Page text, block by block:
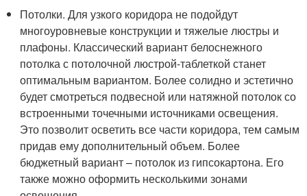
Потолки. Для узкого коридора не подойдут
многоуровневые конструкции и тяжелые люстры и
плафоны. Классический вариант белоснежного
потолка с потолочной люстрой-таблеткой станет
оптимальным вариантом. Более солидно и эстетично
будет смотреться подвесной или натяжной потолок со
встроенными точечными источниками освещения.
Это позволит осветить все части коридора, тем самым
придав ему дополнительный объем. Более
бюджетный вариант – потолок из гипсокартона. Его
также можно оформить несколькими зонами